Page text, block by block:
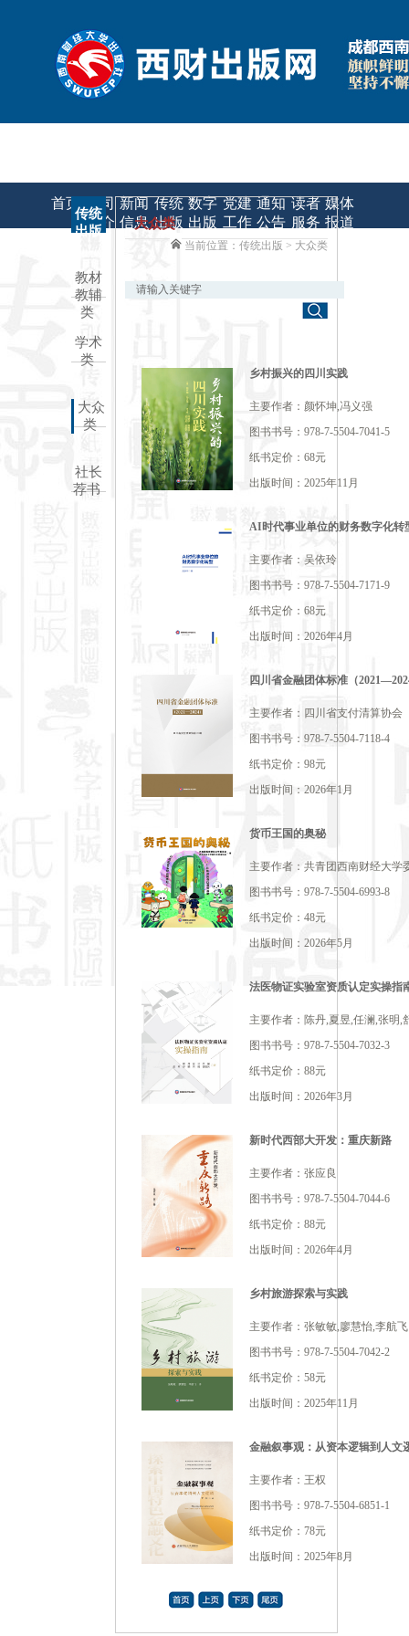
首页
公司
简介
新闻
信息
传统
出版
数字
出版
党建
工作
通知
公告
读者
服务
媒体
报道
传统
出版
教材
教辅
类
学术
类
大众
类
社长
荐书
大众类
当前位置：传统出版 > 大众类
乡村振兴的四川实践
主要作者：颜怀坤,冯义强
图书书号：978-7-5504-7041-5
纸书定价：68元
出版时间：2025年11月
AI时代事业单位的财务数字化转
主要作者：吴依玲
图书书号：978-7-5504-7171-9
纸书定价：68元
出版时间：2026年4月
四川省金融团体标准（
主要作者：四川省支付清算协会
图书书号：978-7-5504-7118-4
纸书定价：98元
出版时间：2026年1月
货币王国的奥秘
主要作者：共青团西南财经大学
图书书号：978-7-5504-6993-8
纸书定价：48元
出版时间：2026年5月
法医物证实验室资质认定实操指
主要作者：陈丹,夏昱,任澜,张明,
图书书号：978-7-5504-7032-3
纸书定价：88元
出版时间：2026年3月
新时代西部大开发：重庆新路
主要作者：张应良
图书书号：978-7-5504-7044-6
纸书定价：88元
出版时间：2026年4月
乡村旅游探索与实践
主要作者：张敏敏,廖慧怡,李航飞
图书书号：978-7-5504-7042-2
纸书定价：58元
出版时间：2025年11月
金融叙事观：从资本逻辑到人文
主要作者：王权
图书书号：978-7-5504-6851-1
纸书定价：78元
出版时间：2025年8月